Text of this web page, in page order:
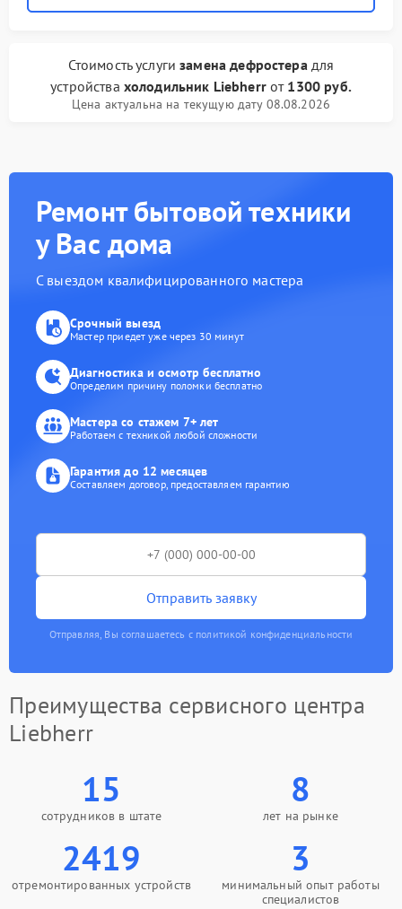
Стоимость услугизамена дефростерадля
устройства холодильник Liebherrот 1300 руб.
Цена актуальна на текущую дату 08.08.2026
Ремонт бытовой техники
у Вас дома
С выездом квалифицированного мастера
Срочный выезд
Мастер приедет уже через 30 минут
Диагностика и осмотр бесплатно
Определим причину поломки бесплатно
Мастера со стажем 7+ лет
Работаем с техникой любой сложности
Гарантия до 12 месяцев
Составляем договор, предоставляем гарантию
Отправить заявку
Отправляя, Вы соглашаетесь с политикой конфиденциальности
Преимущества сервисного центра
Liebherr
15
сотрудников в штате
8
лет на рынке
2419
отремонтированных устройств
3
минимальный опыт работы
специалистов